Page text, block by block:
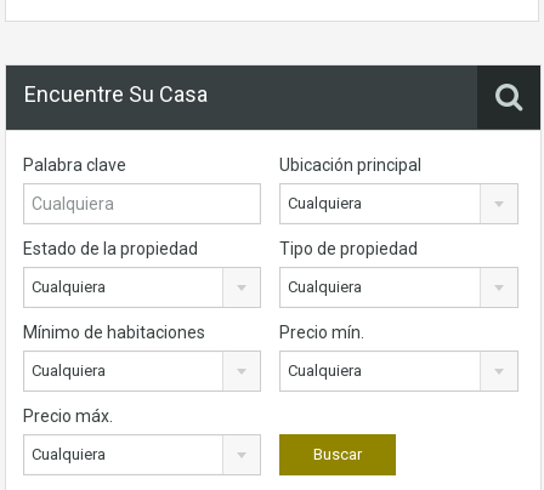
Encuentre Su Casa
Palabra clave Ubicación principal
Cualquiera
Estado de la propiedad
Cualquiera
Tipo de propiedad
Cualquiera
Mínimo de habitaciones
Cualquiera
Precio mín.
Cualquiera
Precio máx.
Cualquiera